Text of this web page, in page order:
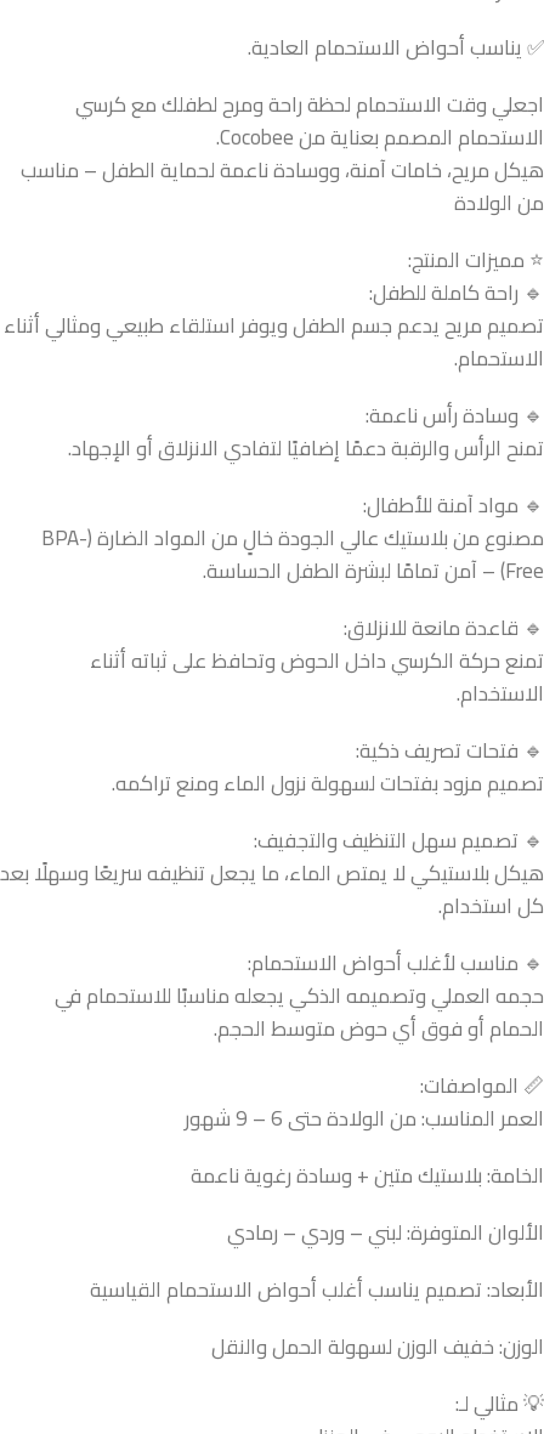
✅ يناسب أحواض الاستحمام العادية.
اجعلي وقت الاستحمام لحظة راحة ومرح لطفلك مع كرسي
الاستحمام المصمم بعناية من Cocobee.
هيكل مريح، خامات آمنة، ووسادة ناعمة لحماية الطفل – مناسب
من الولادة
⭐ مميزات المنتج:
🔹 راحة كاملة للطفل:
تصميم مريح يدعم جسم الطفل ويوفر استلقاء طبيعي ومثالي أثناء
الاستحمام.
🔹 وسادة رأس ناعمة:
تمنح الرأس والرقبة دعمًا إضافيًا لتفادي الانزلاق أو الإجهاد.
🔹 مواد آمنة للأطفال:
مصنوع من بلاستيك عالي الجودة خالٍ من المواد الضارة (BPA-
Free) – آمن تمامًا لبشرة الطفل الحساسة.
🔹 قاعدة مانعة للانزلاق:
تمنع حركة الكرسي داخل الحوض وتحافظ على ثباته أثناء
الاستخدام.
🔹 فتحات تصريف ذكية:
تصميم مزود بفتحات لسهولة نزول الماء ومنع تراكمه.
🔹 تصميم سهل التنظيف والتجفيف:
هيكل بلاستيكي لا يمتص الماء، ما يجعل تنظيفه سريعًا وسهلًا بعد
كل استخدام.
🔹 مناسب لأغلب أحواض الاستحمام:
حجمه العملي وتصميمه الذكي يجعله مناسبًا للاستحمام في
الحمام أو فوق أي حوض متوسط الحجم.
📏 المواصفات:
العمر المناسب: من الولادة حتى 6 – 9 شهور
الخامة: بلاستيك متين + وسادة رغوية ناعمة
الألوان المتوفرة: لبني – وردي – رمادي
الأبعاد: تصميم يناسب أغلب أحواض الاستحمام القياسية
الوزن: خفيف الوزن لسهولة الحمل والنقل
💡 مثالي لـ: